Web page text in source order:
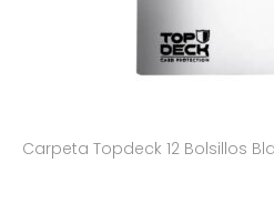
Carpeta Topdeck 12 Bolsillos